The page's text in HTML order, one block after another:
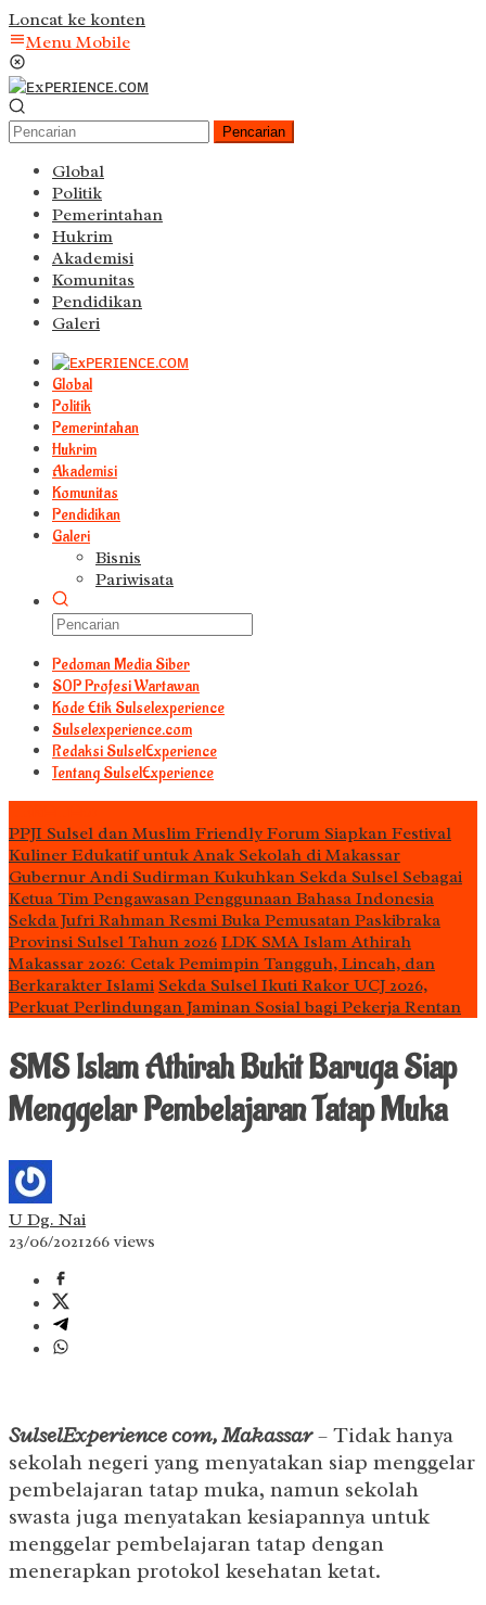
Loncat ke konten
Menu Mobile
Pencarian
Global
Politik
Pemerintahan
Hukrim
Akademisi
Komunitas
Pendidikan
Galeri
Global
Politik
Pemerintahan
Hukrim
Akademisi
Komunitas
Pendidikan
Galeri
Bisnis
Pariwisata
Pedoman Media Siber
S0P Profesi Wartawan
Kode Etik Sulselexperience
Sulselexperience.com
Redaksi SulselExperience
Tentang SulselExperience
PPJI Sulsel dan Muslim Friendly Forum Siapkan Festival
Kuliner Edukatif untuk Anak Sekolah di Makassar
Gubernur Andi Sudirman Kukuhkan Sekda Sulsel Sebagai
Ketua Tim Pengawasan Penggunaan Bahasa Indonesia
Sekda Jufri Rahman Resmi Buka Pemusatan Paskibraka
Provinsi Sulsel Tahun 2026 LDK SMA Islam Athirah
Makassar 2026: Cetak Pemimpin Tangguh, Lincah, dan
Berkarakter Islami Sekda Sulsel Ikuti Rakor UCJ 2026,
Perkuat Perlindungan Jaminan Sosial bagi Pekerja Rentan
SMS Islam Athirah Bukit Baruga Siap
Menggelar Pembelajaran Tatap Muka
U Dg. Nai
23/06/2021266 views
SulselExperience com, Makassar– Tidak hanya
sekolah negeri yang menyatakan siap menggelar
pembelajaran tatap muka, namun sekolah
swasta juga menyatakan kesiapannya untuk
menggelar pembelajaran tatap dengan
menerapkan protokol kesehatan ketat.